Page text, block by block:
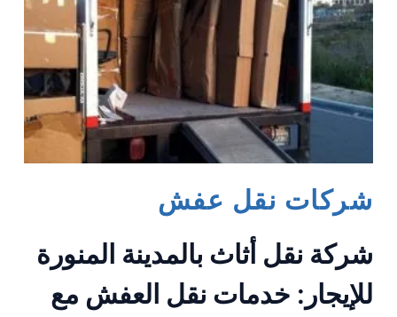
شركات نقل عفش
شركة نقل أثاث بالمدينة المنورة
للإيجار: خدمات نقل العفش مع